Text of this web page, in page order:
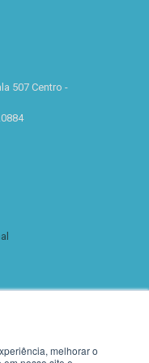
melhorar o
507 Centro -